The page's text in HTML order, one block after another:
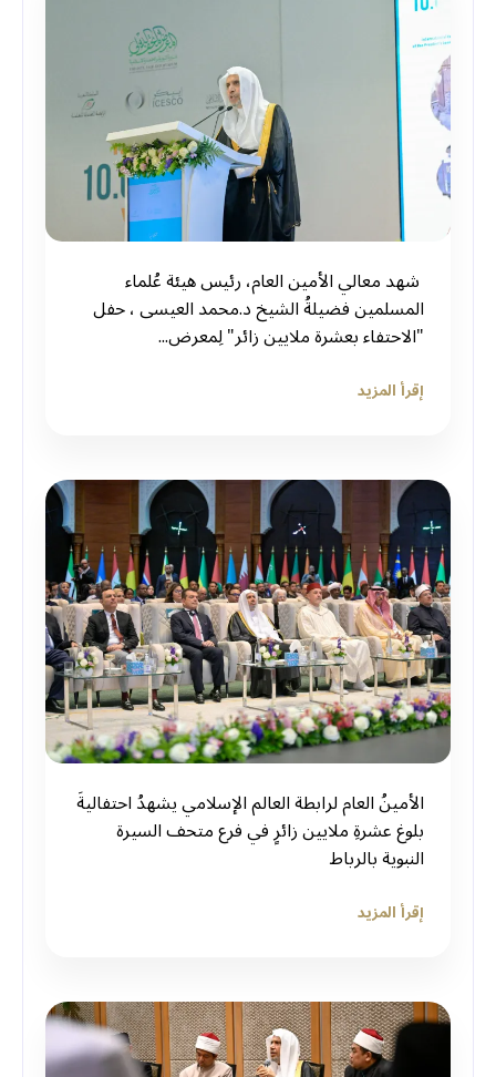
‏ شهد معالي الأمين العام، رئيس هيئة عُلماء
المسلمين فضيلةُ الشيخ د.⁧‫محمد العيسى‬⁩ ‬⁩، حفل
"الاحتفاء بعشرة ملايين زائر" لِمعرض...
إقرأ المزيد
الأمينُ العام لرابطة العالم الإسلامي يشهدُ احتفاليةَ
بلوغ عشرةِ ملايين زائرٍ في فرع متحف السيرة
النبوية بالرباط
إقرأ المزيد